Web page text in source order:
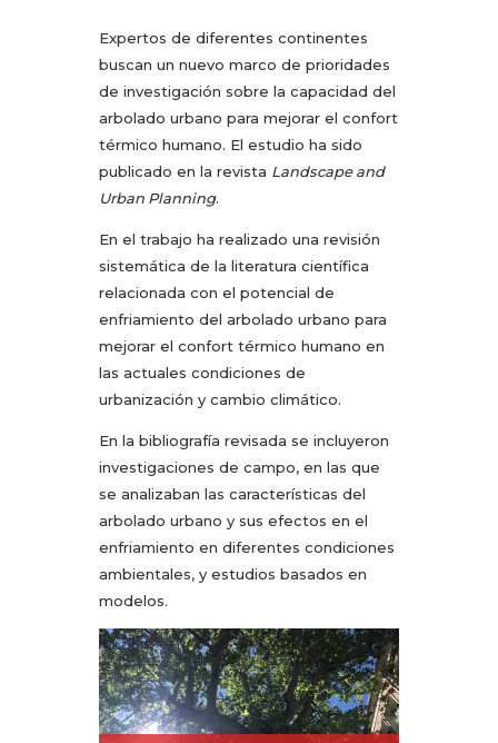
Expertos de diferentes continentes
buscan un nuevo marco de prioridades
de investigación sobre la capacidad del
arbolado urbano para mejorar el confort
térmico humano. El estudio ha sido
publicado en la revista Landscape and
Urban Planning.
En el trabajo ha realizado una revisión
sistemática de la literatura científica
relacionada con el potencial de
enfriamiento del arbolado urbano para
mejorar el confort térmico humano en
las actuales condiciones de
urbanización y cambio climático.
En la bibliografía revisada se incluyeron
investigaciones de campo, en las que
se analizaban las características del
arbolado urbano y sus efectos en el
enfriamiento en diferentes condiciones
ambientales, y estudios basados en
modelos.